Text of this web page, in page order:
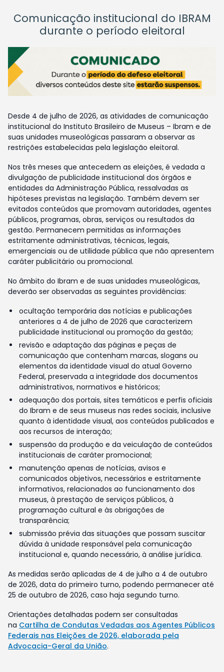
Comunicação institucional do IBRAM
durante o período eleitoral
Desde 4 de julho de 2026, as atividades de comunicação
institucional do Instituto Brasileiro de Museus – Ibram e de
suas unidades museológicas passaram a observar as
restrições estabelecidas pela legislação eleitoral.
Nos três meses que antecedem as eleições, é vedada a
divulgação de publicidade institucional dos órgãos e
entidades da Administração Pública, ressalvadas as
hipóteses previstas na legislação. Também devem ser
evitados conteúdos que promovam autoridades, agentes
públicos, programas, obras, serviços ou resultados da
gestão. Permanecem permitidas as informações
estritamente administrativas, técnicas, legais,
emergenciais ou de utilidade pública que não apresentem
caráter publicitário ou promocional.
No âmbito do Ibram e de suas unidades museológicas,
deverão ser observadas as seguintes providências:
ocultação temporária das notícias e publicações
anteriores a 4 de julho de 2026 que caracterizem
publicidade institucional ou promoção da gestão;
revisão e adaptação das páginas e peças de
comunicação que contenham marcas, slogans ou
elementos da identidade visual do atual Governo
Federal, preservada a integridade dos documentos
administrativos, normativos e históricos;
adequação dos portais, sites temáticos e perfis oficiais
do Ibram e de seus museus nas redes sociais, inclusive
quanto à identidade visual, aos conteúdos publicados e
aos recursos de interação;
suspensão da produção e da veiculação de conteúdos
institucionais de caráter promocional;
manutenção apenas de notícias, avisos e
comunicados objetivos, necessários e estritamente
informativos, relacionados ao funcionamento dos
museus, à prestação de serviços públicos, à
programação cultural e às obrigações de
transparência;
submissão prévia das situações que possam suscitar
dúvida à unidade responsável pela comunicação
institucional e, quando necessário, à análise jurídica.
As medidas serão aplicadas de 4 de julho a 4 de outubro
de 2026, data do primeiro turno, podendo permanecer até
25 de outubro de 2026, caso haja segundo turno.
Orientações detalhadas podem ser consultadas
na Cartilha de Condutas Vedadas aos Agentes Públicos
Federais nas Eleições de 2026, elaborada pela
Advocacia-Geral da União.